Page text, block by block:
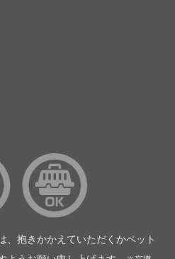
、抱きかかえていただくかペット